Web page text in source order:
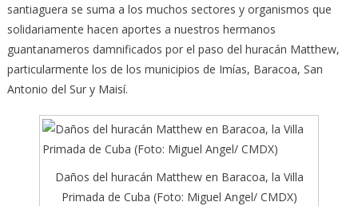
santiaguera se suma a los muchos sectores y organismos que
solidariamente hacen aportes a nuestros hermanos
guantanameros damnificados por el paso del huracán Matthew,
particularmente los de los municipios de Imías, Baracoa, San
Antonio del Sur y Maisí.
Daños del huracán Matthew en Baracoa, la Villa
Primada de Cuba (Foto: Miguel Angel/ CMDX)